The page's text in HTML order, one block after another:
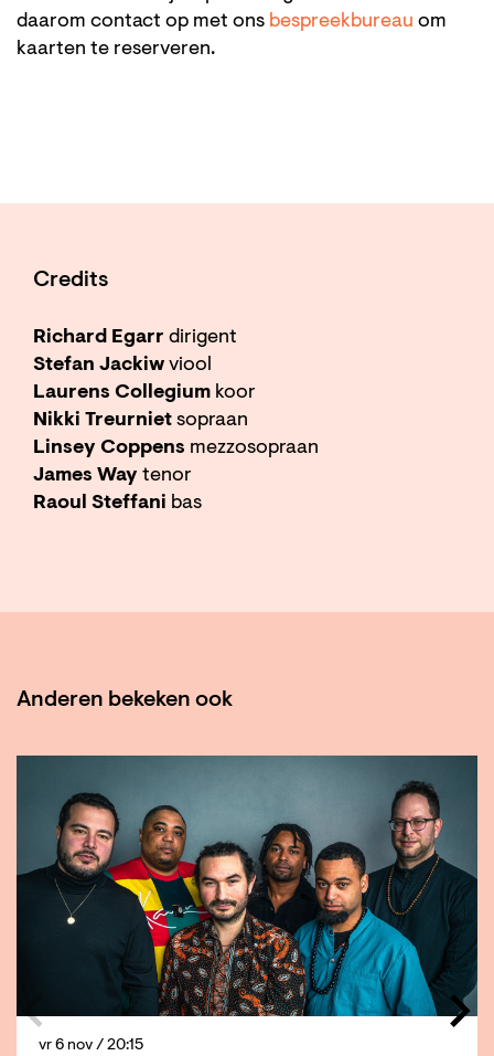
daarom contact op met ons bespreekbureau om
kaarten te reserveren.
Credits
Richard Egarr dirigent
Stefan Jackiw viool
Laurens Collegium koor
Nikki Treurniet sopraan
Linsey Coppens mezzosopraan
James Way tenor
Raoul Steffani bas
Anderen bekeken ook
vr 6 nov / 20:15